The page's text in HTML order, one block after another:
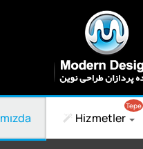
Tepe
Hizmetler